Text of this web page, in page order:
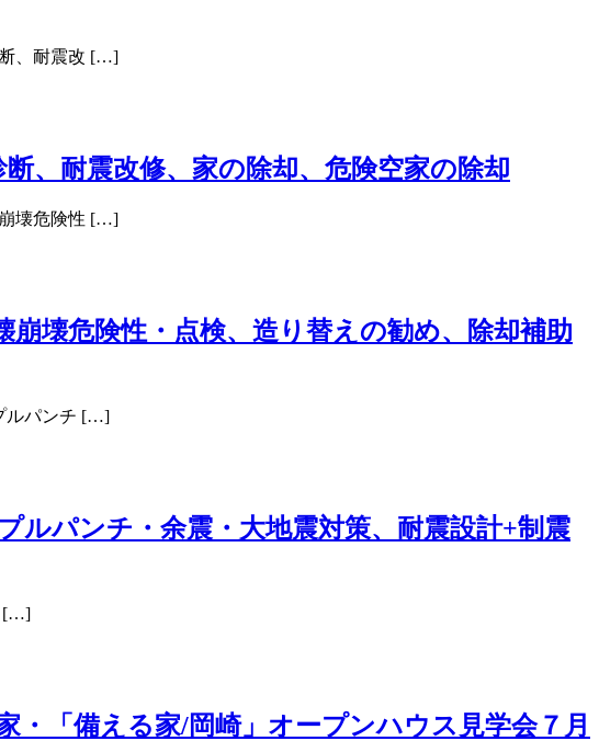
、耐震改 […]
、耐震改修、家の除却、危険空家の除却
壊危険性 […]
壊危険性・点検、造り替えの勧め、除却補助
ルパンチ […]
ルパンチ・余震・大地震対策、耐震設計+制震
[…]
「備える家/岡崎」オープンハウス見学会７月